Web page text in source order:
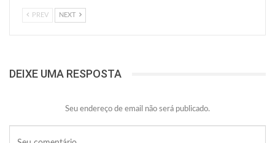
PREV NEXT
DEIXE UMA RESPOSTA
Seu endereço de email não será publicado.